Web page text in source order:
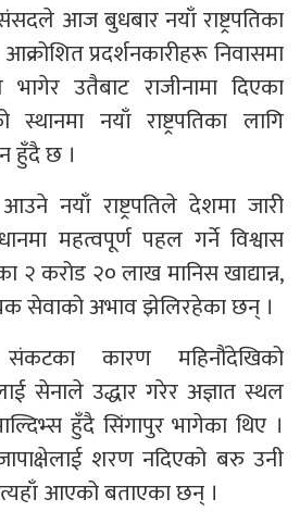
आज बुधबार नयाँ राष्ट्रपतिका
प्रदर्शनकारीहरू निवासमा
उतैबाट राजीनामा दिएका
स्थानमा नयाँ राष्ट्रपतिका लागि
हुँदै छ ।
आउने नयाँ राष्ट्रपतिले देशमा जारी
महत्वपूर्ण पहल गर्ने विश्वास
२ करोड २० लाख मानिस खाद्यान्न,
सेवाको अभाव झेलिरहेका छन् ।
कारण महिनौंदेखिको
सेनाले उद्धार गरेर अज्ञात स्थल
हुँदै सिंगापुर भागेका थिए ।
शरण नदिएको बरु उनी
आएको बताएका छन् ।